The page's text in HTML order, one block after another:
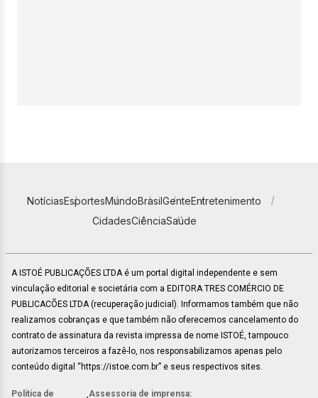
NotíciasEsportesMundoBrasilGenteEntretenimento
CidadesCiênciaSaúde
A ISTOÉ PUBLICAÇÕES LTDA é um portal digital independente e sem
vinculação editorial e societária com a EDITORA TRES COMÉRCIO DE
PUBLICACÕES LTDA (recuperação judicial). Informamos também que não
realizamos cobranças e que também não oferecemos cancelamento do
contrato de assinatura da revista impressa de nome ISTOÉ, tampouco
autorizamos terceiros a fazê-lo, nos responsabilizamos apenas pelo
conteúdo digital “https://istoe.com.br” e seus respectivos sites.
Política de Assessoria de imprensa: